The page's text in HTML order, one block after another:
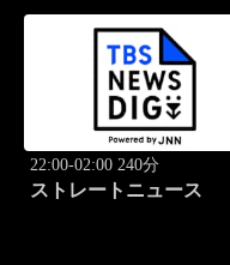
22:00-02:00 240分
ストレートニュース